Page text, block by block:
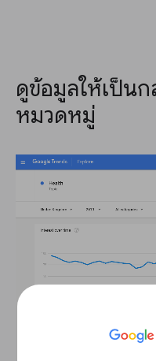
ดูข้อมูลให้เป็น
หมวดหมู่